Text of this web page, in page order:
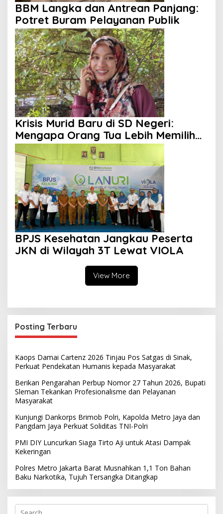
BBM Langka dan Antrean Panjang:
Potret Buram Pelayanan Publik
Krisis Murid Baru di SD Negeri:
Mengapa Orang Tua Lebih Memilih
Sekolah Swasta?
BPJS Kesehatan Jangkau Peserta
JKN di Wilayah 3T Lewat VIOLA
View More
Posting Terbaru
Kaops Damai Cartenz 2026 Tinjau Pos Satgas di Sinak,
Perkuat Pendekatan Humanis kepada Masyarakat
Berikan Pengarahan Perbup Nomor 27 Tahun 2026, Bupati
Sleman Tekankan Profesionalisme dan Pelayanan
Masyarakat
Kunjungi Dankorps Brimob Polri, Kapolda Metro Jaya dan
Pangdam Jaya Perkuat Soliditas TNI-Polri
PMI DIY Luncurkan Siaga Tirto Aji untuk Atasi Dampak
Kekeringan
Polres Metro Jakarta Barat Musnahkan 1,1 Ton Bahan
Baku Narkotika, Tujuh Tersangka Ditangkap
S